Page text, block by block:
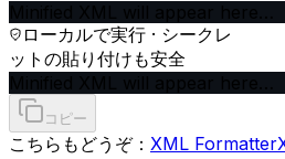
ローカルで実行 · シークレ
ットの貼り付けも安全
コピー
こちらもどうぞ： XML Formatter